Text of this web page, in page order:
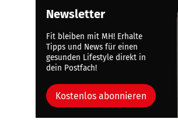
Newsletter
Fit bleiben mit MH! Erhalte
Tipps und News für einen
gesunden Lifestyle direkt in
dein Postfach!
Kostenlos abonnieren